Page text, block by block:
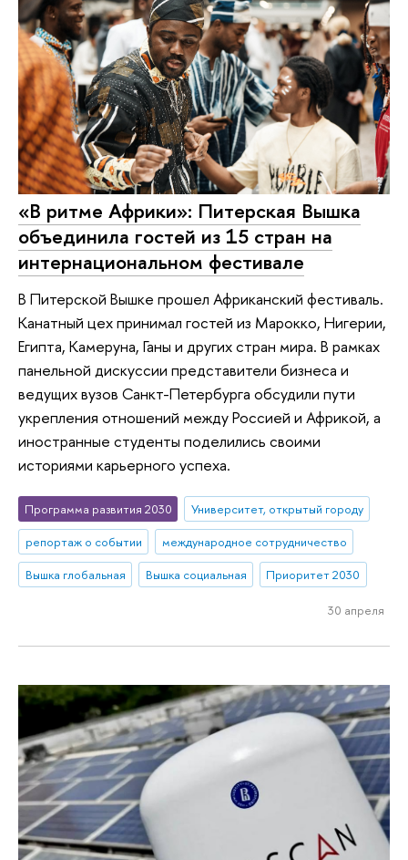
«В ритме Африки»: Питерская Вышка
объединила гостей из 15 стран на
интернациональном фестивале
В Питерской Вышке прошел Африканский фестиваль.
Канатный цех принимал гостей из Марокко, Нигерии,
Египта, Камеруна, Ганы и других стран мира. В рамках
панельной дискуссии представители бизнеса и
ведущих вузов Санкт-Петербурга обсудили пути
укрепления отношений между Россией и Африкой, а
иностранные студенты поделились своими
историями карьерного успеха.
Программа развития 2030
Университет, открытый городу
репортаж о событии
международное сотрудничество
Вышка глобальная
Вышка социальная Приоритет 2030
30 апреля